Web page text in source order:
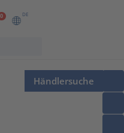
0 DE
Händlersuche